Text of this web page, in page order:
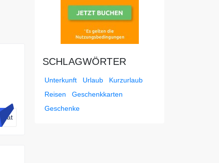
iDat
SCHLAGWÖRTER
Unterkunft Urlaub
Kurzurlaub
Reisen
Geschenkkarten
Geschenke